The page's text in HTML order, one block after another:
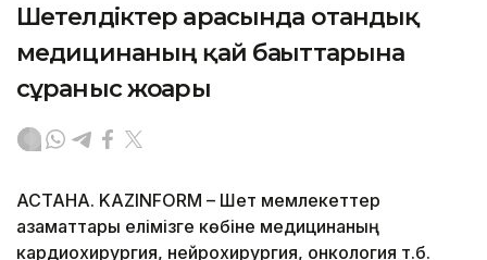
Шетелдіктер арасында отандық
медицинаның қай бағыттарына
сұраныс жоғары
АСТАНА. KAZINFORM – Шет мемлекеттер
азаматтары елімізге көбіне медицинаның
кардиохирургия, нейрохирургия, онкология т.б.